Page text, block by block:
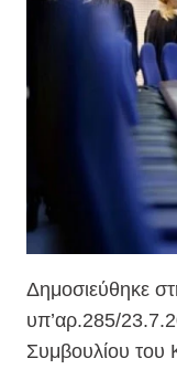
Δημοσιεύθηκε
υπ’αρ.285/
Συμβουλίου